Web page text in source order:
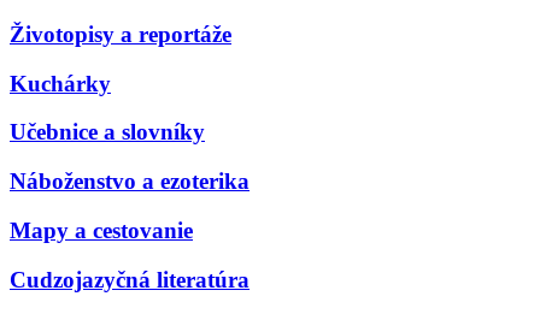
Životopisy a reportáže
Kuchárky
Učebnice a slovníky
Náboženstvo a ezoterika
Mapy a cestovanie
Cudzojazyčná literatúra